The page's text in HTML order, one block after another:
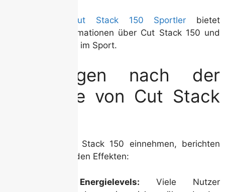
Cut Stack 150 Sportler bietet
ausführliche Informationen über Cut Stack 150 und
seine Anwendung im Sport.
Erfahrungen nach der
Einnahme von Cut Stack
Sportler, die Cut Stack 150 einnehmen, berichten
häufig von folgenden Effekten:
Erhöhte Energielevels: Viele Nutzer